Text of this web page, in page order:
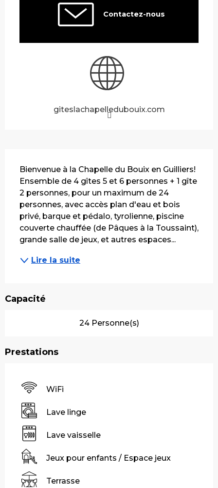
Contactez-nous
giteslachapelledubouix.com
Bienvenue à la Chapelle du Bouix en Guilliers!
Ensemble de 4 gîtes 5 et 6 personnes + 1 gîte
2 personnes, pour un maximum de 24
personnes, avec accès plan d'eau et bois
privé, barque et pédalo, tyrolienne, piscine
couverte chauffée (de Pâques à la Toussaint),
grande salle de jeux, et autres espaces...
Lire la suite
Capacité
24 Personne(s)
Prestations
WiFi
Lave linge
Lave vaisselle
Jeux pour enfants / Espace jeux
Terrasse